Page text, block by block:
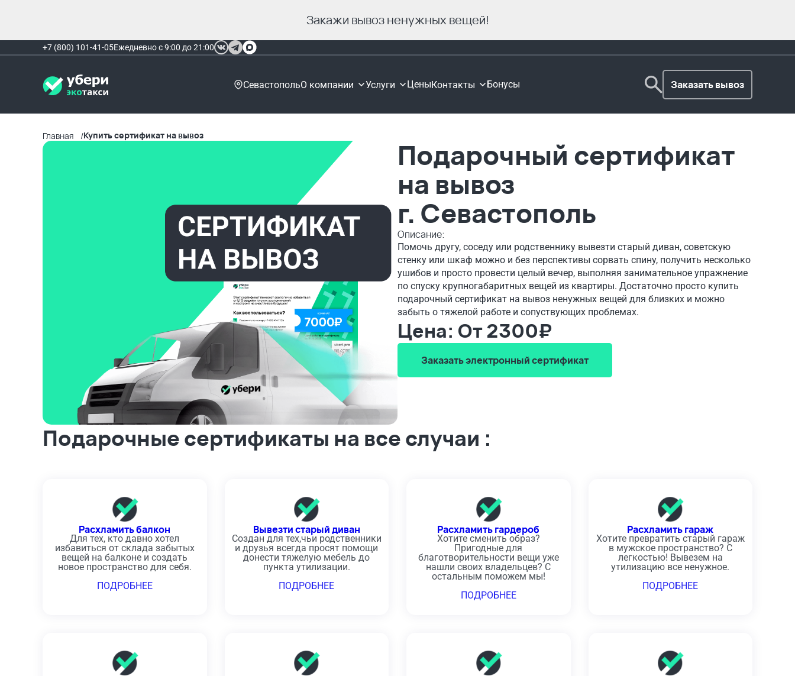
Закажи вывоз ненужных вещей!
+7 (800) 101-41-05Ежедневно с 9:00 до 21:00
СевастопольО компании Услуги ЦеныКонтакты Бонусы Заказать вывоз
Главная Купить сертификат на вывоз
Подарочный сертификат
на вывоз
г. Севастополь
Описание:
Помочь другу, соседу или родственнику вывезти старый диван, советскую
стенку или шкаф можно и без перспективы сорвать спину, получить несколько
ушибов и просто провести целый вечер, выполняя занимательное упражнение
по спуску крупногабаритных вещей из квартиры. Достаточно просто купить
подарочный сертификат на вывоз ненужных вещей для близких и можно
забыть о тяжелой работе и сопуствующих проблемах.
Цена: От 2300₽
Заказать электронный сертификат
Подарочные сертификаты на все случаи :
Расхламить балкон
Для тех, кто давно хотел
избавиться от склада забытых
вещей на балконе и создать
новое пространство для себя.
ПОДРОБНЕЕ
Вывезти старый диван
Создан для тех,чьи родственники
и друзья всегда просят помощи
донести тяжелую мебель до
пункта утилизации.
ПОДРОБНЕЕ
Расхламить гардероб
Хотите сменить образ?
Пригодные для
благотворительности вещи уже
нашли своих владельцев? С
остальным поможем мы!
ПОДРОБНЕЕ
Раcхламить гараж
Хотите превратить старый гараж
в мужское пространство? С
легкостью! Вывезем на
утилизацию все ненужное.
ПОДРОБНЕЕ